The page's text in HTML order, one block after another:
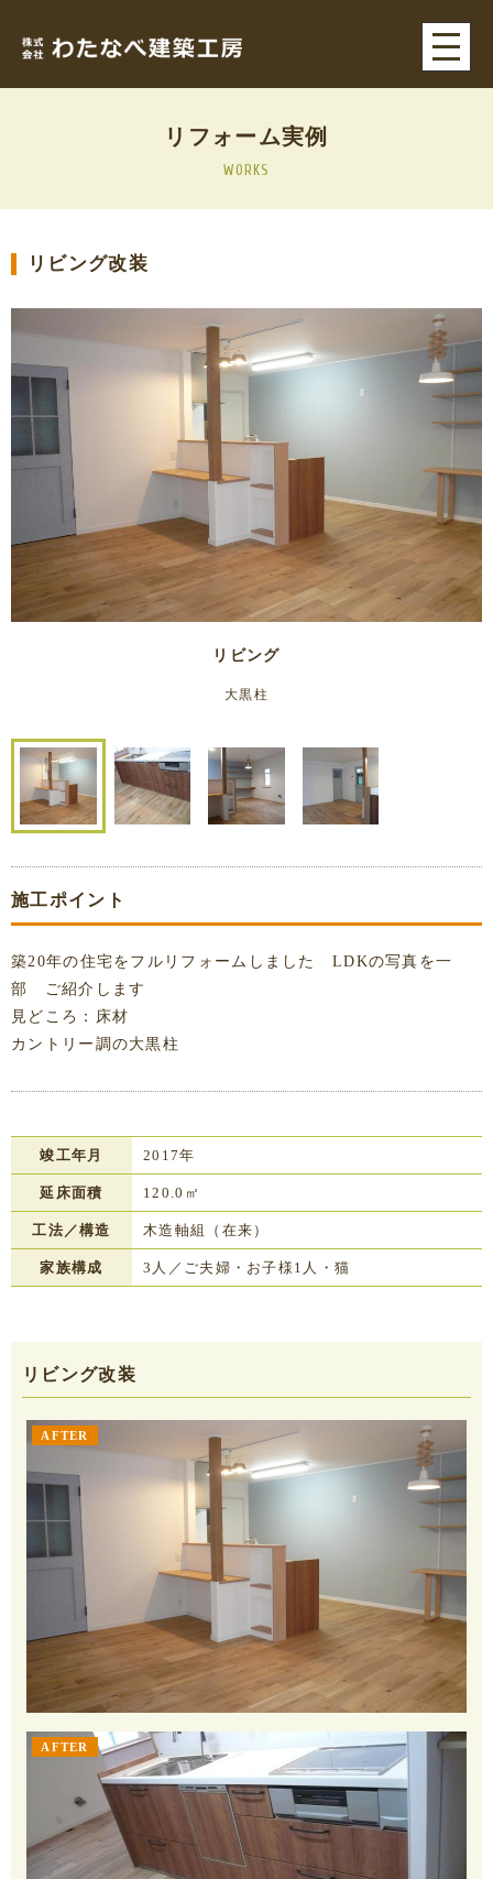
リフォーム実例
WORKS
リビング改装
リビング
大黒柱
施工ポイント
築20年の住宅をフルリフォームしました LDKの写真を一
部 ご紹介します
見どころ：床材
カントリー調の大黒柱
竣工年月 2017年
延床面積 120.0㎡
工法／構造 木造軸組（在来）
家族構成 3人／ご夫婦・お子様1人・猫
リビング改装
AFTER
AFTER